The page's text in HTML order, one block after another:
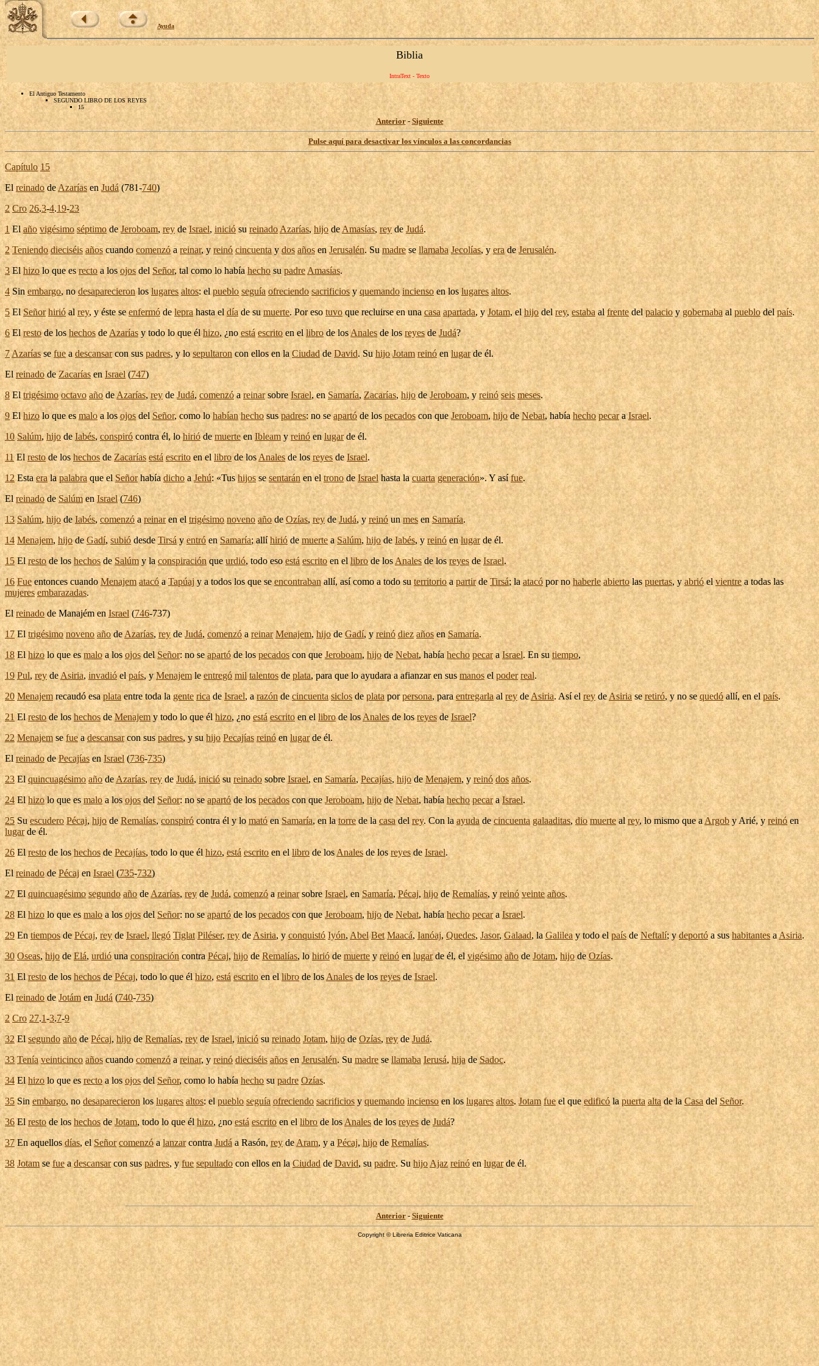
Ayuda
Biblia
IntraText - Texto
El Antiguo Testamento
SEGUNDO LIBRO DE LOS REYES
15
Anterior- Siguiente
Pulse aquí para desactivar los vínculos a las concordancias
Capítulo 15
El reinadode AzaríasenJudá(781-740)
2 Cro 26.3-4.19-23
1El año vigésimo séptimo de Jeroboam, rey deIsrael,inició su reinado Azarías, hijo deAmasías, rey de Judá.
2 Teniendo dieciséis años cuando comenzóa reinar, y reinó cincuentaydos añosenJerusalén. Su madresellamaba Jecolías, y eradeJerusalén.
3El hizo lo que esrecto a los ojos delSeñor, tal como lo habíahecho su padreAmasías.
4 Sinembargo, nodesaparecieronloslugares altos: elpueblo seguía ofreciendo sacrificiosyquemando incienso en loslugares altos.
5ElSeñor hirióal rey, y éste se enfermó deleprahasta el día de sumuerte. Por esotuvoque recluirse en una casa apartada, yJotam, elhijo del rey,estaba alfrentedelpalacio ygobernabaal pueblodel país.
6Elrestode los hechos de Azaríasy todo lo que élhizo, ¿no está escritoen el libro de losAnales de los reyesdeJudá?
7 Azaríasse fue a descansarcon sus padres, y lo sepultaron con ellos en la Ciudadde David. Su hijo Jotam reinóenlugarde él.
El reinadodeZacarías en Israel (747)
8 Eltrigésimo octavo añodeAzarías, rey deJudá,comenzóa reinarsobreIsrael, en Samaría, Zacarías, hijode Jeroboam, y reinó seis meses.
9 El hizolo que esmalo a losojos del Señor, como lo habían hecho suspadres: no se apartóde lospecadoscon queJeroboam, hijode Nebat, habíahecho pecaraIsrael.
10 Salúm, hijo de Iabés, conspiró contra él, lohiriódemuerte en Ibleamyreinó en lugarde él.
11El resto de los hechos deZacarías está escrito en el librode los Analesde losreyes deIsrael.
12Estaerala palabra que el Señorhabía dichoaJehú: «Tushijossesentarán en el tronode Israel hasta lacuarta generación». Y asífue.
El reinadode SalúmenIsrael(746)
13 Salúm, hijo de Iabés,comenzó a reinaren el trigésimo noveno añodeOzías,rey de Judá, yreinó un mes en Samaría.
14 Menajem,hijode Gadí,subió desdeTirsáyentró enSamaría; allíhiriódemuertea Salúm, hijode Iabés, yreinó enlugarde él.
15Elrestode los hechos deSalúm y laconspiración queurdió, todo esoestá escritoen ellibrode los Analesde losreyesdeIsrael.
16 Fue entonces cuando Menajem atacó a Tapúajy a todos los que seencontraban allí, así como a todo suterritorioa partirdeTirsá; la atacó por nohaberle abiertolaspuertas, y abrióelvientre a todas las
mujeres embarazadas.
Elreinado de Manajémen Israel (746-737)
17El trigésimo noveno año deAzarías,reyde Judá, comenzóareinar Menajem,hijode Gadí, y reinó diez años en Samaría.
18El hizolo que esmalo a los ojosdel Señor: no se apartóde lospecados con que Jeroboam, hijo de Nebat, había hecho pecara Israel. En su tiempo,
19 Pul, rey de Asiria, invadióelpaís, y Menajemle entregó mil talentos de plata, para que loayudaraa afianzaren sus manosel poder real.
20 Menajem recaudóesa plata entre toda la gente rica deIsrael, arazón decincuenta siclos de plata porpersona, paraentregarlaalrey deAsiria. Así el rey deAsiriase retiró, y no sequedóallí, en elpaís.
21 Elrestode los hechos deMenajemy todo lo que élhizo, ¿no está escritoen el librode los Analesde losreyesde Israel?
22 Menajem se fueadescansarcon suspadres, y su hijo Pecajías reinó en lugarde él.
ElreinadodePecajías enIsrael (736-735)
23 Elquincuagésimo añode Azarías,rey deJudá, inició su reinado sobreIsrael, en Samaría,Pecajías, hijode Menajem, y reinó dos años.
24 Elhizolo que esmalo a losojos delSeñor: no se apartóde los pecados con que Jeroboam,hijodeNebat, había hecho pecaraIsrael.
25 Suescudero Pécaj, hijodeRemalías,conspirócontra él y lo matóenSamaría, en latorrede la casadelrey. Con la ayuda decincuenta galaaditas,dio muerte al rey, lo mismo que a Argob yArié, y reinó en
lugarde él.
26 El resto de loshechos dePecajías, todo lo que él hizo, está escrito en ellibrode los Anales de los reyes deIsrael.
El reinadode Pécajen Israel(735-732)
27El quincuagésimo segundo año de Azarías,reyde Judá,comenzóareinarsobreIsrael, enSamaría,Pécaj,hijo de Remalías, y reinó veinte años.
28El hizolo que es malo a los ojos delSeñor: no seapartóde los pecadoscon que Jeroboam,hijo deNebat, habíahecho pecaraIsrael.
29 En tiemposdePécaj,rey deIsrael,llegó Tiglat Piléser,reydeAsiria, yconquistó Iyón,Abel Bet Maacá, Ianóaj,Quedes, Jasor,Galaad, la Galilea y todo elpaísdeNeftalí; ydeportó a sushabitantes a Asiria.
30 Oseas,hijo de Elá, urdióunaconspiracióncontraPécaj,hijodeRemalías, lohirió de muerte yreinó enlugarde él, elvigésimo añodeJotam,hijodeOzías.
31 Elrestode los hechosdePécaj, todo lo que élhizo, está escritoen ellibrode los Analesde losreyes deIsrael.
Elreinado deJotám en Judá (740-735)
2 Cro 27.1-3.7-9
32El segundo añodePécaj,hijodeRemalías,reydeIsrael,iniciósureinado Jotam, hijo deOzías,reydeJudá.
33 Tenía veinticinco años cuandocomenzó areinar, yreinó dieciséis años en Jerusalén. Sumadrese llamaba Ierusá, hija de Sadoc.
34 El hizo lo que es recto a los ojosdel Señor, como lo había hechosu padre Ozías.
35Sinembargo, nodesaparecieron los lugares altos: el pueblo seguía ofreciendo sacrificios yquemando inciensoen los lugares altos.Jotam fueel queedificó la puerta alta de la Casa del Señor.
36El resto de los hechosde Jotam, todo lo que élhizo, ¿noestá escrito en el librode los Anales de losreyes de Judá?
37En aquellos días, elSeñor comenzóalanzarcontraJudá a Rasón,reyde Aram, y aPécaj,hijode Remalías.
38 Jotam se fueadescansarcon suspadres, y fue sepultado con ellos en laCiudad deDavid, supadre. Su hijo Ajaz reinó enlugarde él.
Anterior-Siguiente
Copyright © Libreria Editrice Vaticana